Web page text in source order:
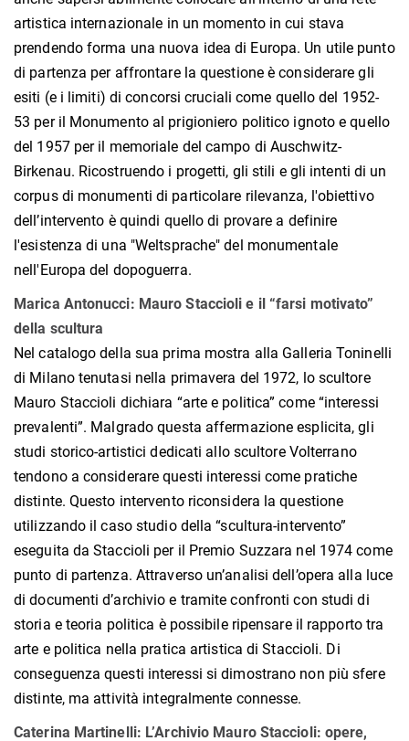
artistica internazionale in un momento in cui stava
prendendo forma una nuova idea di Europa. Un utile punto
di partenza per affrontare la questione è considerare gli
esiti (e i limiti) di concorsi cruciali come quello del 1952-
53 per il Monumento al prigioniero politico ignoto e quello
del 1957 per il memoriale del campo di Auschwitz-
Birkenau. Ricostruendo i progetti, gli stili e gli intenti di un
corpus di monumenti di particolare rilevanza, l'obiettivo
dell’intervento è quindi quello di provare a definire
l'esistenza di una "Weltsprache" del monumentale
nell'Europa del dopoguerra.
Marica Antonucci: Mauro Staccioli e il “farsi motivato”
della scultura
Nel catalogo della sua prima mostra alla Galleria Toninelli
di Milano tenutasi nella primavera del 1972, lo scultore
Mauro Staccioli dichiara “arte e politica” come “interessi
prevalenti”. Malgrado questa affermazione esplicita, gli
studi storico-artistici dedicati allo scultore Volterrano
tendono a considerare questi interessi come pratiche
distinte. Questo intervento riconsidera la questione
utilizzando il caso studio della “scultura-intervento”
eseguita da Staccioli per il Premio Suzzara nel 1974 come
punto di partenza. Attraverso un’analisi dell’opera alla luce
di documenti d’archivio e tramite confronti con studi di
storia e teoria politica è possibile ripensare il rapporto tra
arte e politica nella pratica artistica di Staccioli. Di
conseguenza questi interessi si dimostrano non più sfere
distinte, ma attività integralmente connesse.
Caterina Martinelli: L’Archivio Mauro Staccioli: opere,